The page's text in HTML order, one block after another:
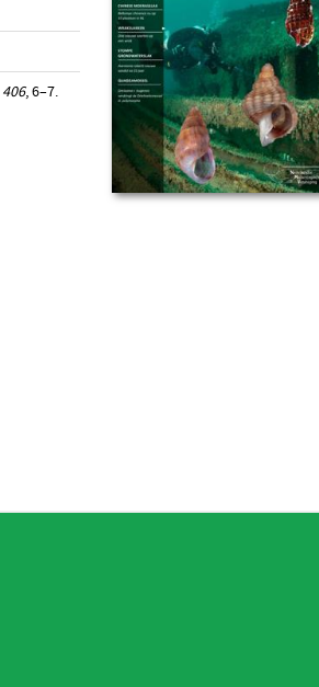
406, 6–7.